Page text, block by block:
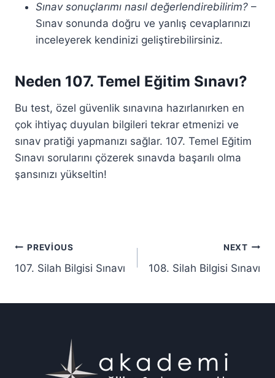
Sınav sonuçlarımı nasıl değerlendirebilirim? –
Sınav sonunda doğru ve yanlış cevaplarınızı
inceleyerek kendinizi geliştirebilirsiniz.
Neden 107. Temel Eğitim Sınavı?
Bu test, özel güvenlik sınavına hazırlanırken en
çok ihtiyaç duyulan bilgileri tekrar etmenizi ve
sınav pratiği yapmanızı sağlar. 107. Temel Eğitim
Sınavı sorularını çözerek sınavda başarılı olma
şansınızı yükseltin!
Yazı
gezinmesi
PREVIOUS
107. Silah Bilgisi Sınavı
NEXT
108. Silah Bilgisi Sınavı